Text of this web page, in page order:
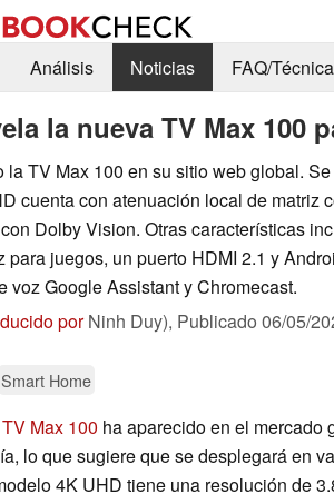
Análisis Noticias FAQ/Técnica
la nueva TV Max 100
la TV Max 100 en su sitio web global.
cuenta con atenuación local de matriz
Dolby Vision. Otras características
para juegos, un puerto HDMI 2.1 y
voz Google Assistant y Chromecast.
porNinh Duy), Publicado 06/05/
Smart Home
Max 100 ha aparecido en el mercado
lo que sugiere que se desplegará en
4K UHD tiene una resolución de